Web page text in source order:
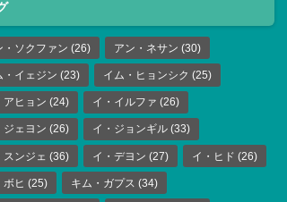
・ソクファン (26) アン・ネサン (30)
・イェジン (23) イム・ヒョンシク (25)
アヒョン (24) イ・イルファ (26)
ジェヨン (26) イ・ジョンギル (33)
スンジェ (36) イ・デヨン (27) イ・ヒド (26)
ボヒ (25) キム・ガプス (34)